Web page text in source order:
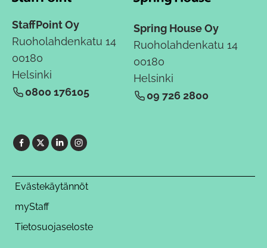
StaffPoint Oy
Ruoholahdenkatu 14
00180
Helsinki
0800 176105
Spring House Oy
Ruoholahdenkatu 14
00180
Helsinki
09 726 2800
Evästekäytännöt
myStaff
Tietosuojaseloste